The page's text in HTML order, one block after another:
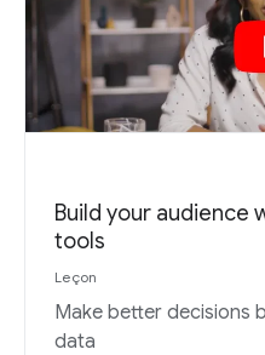
Build your audience
tools
Leçon
Make better decisions
data